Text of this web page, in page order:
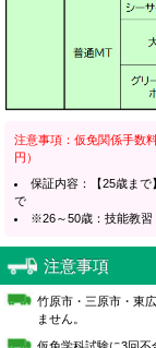
注意事項：仮免関係手数
円）
保証内容：【25歳ま
で
※26～50歳：技能教習
注意事項
竹原市・三原市・東
ません。